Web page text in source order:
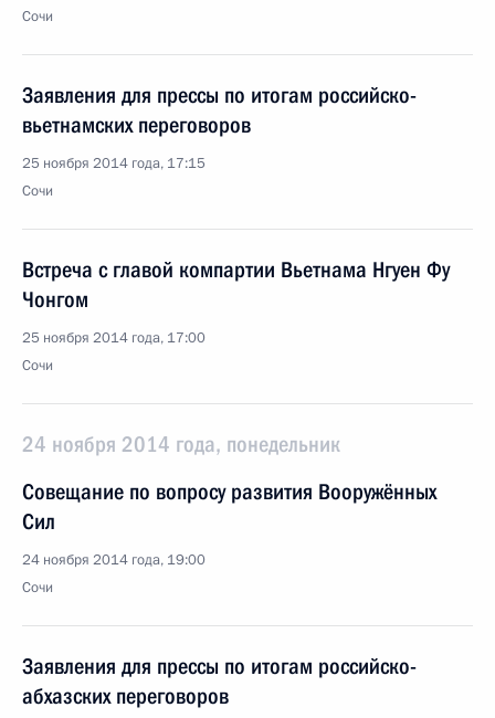
Сочи
Заявления для прессы по итогам российско-
вьетнамских переговоров
25 ноября 2014 года, 17:15
Сочи
Встреча с главой компартии Вьетнама Нгуен Фу
Чонгом
25 ноября 2014 года, 17:00
Сочи
24 ноября 2014 года, понедельник
Совещание по вопросу развития Вооружённых
Сил
24 ноября 2014 года, 19:00
Сочи
Заявления для прессы по итогам российско-
абхазских переговоров